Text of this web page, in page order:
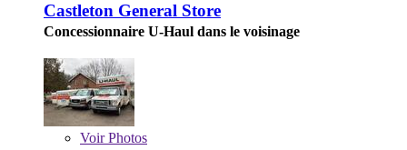
Castleton General Store
Concessionnaire U-Haul dans le voisinage
VoirPhotos